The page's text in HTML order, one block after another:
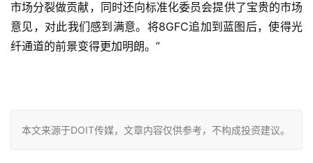
市场分裂做贡献，同时还向标准化委员会提供了宝贵的市场
意见，对此我们感到满意。将8GFC追加到蓝图后，使得光
纤通道的前景变得更加明朗。”
本文来源于DOIT传媒，文章内容仅供参考，不构成投资建议。